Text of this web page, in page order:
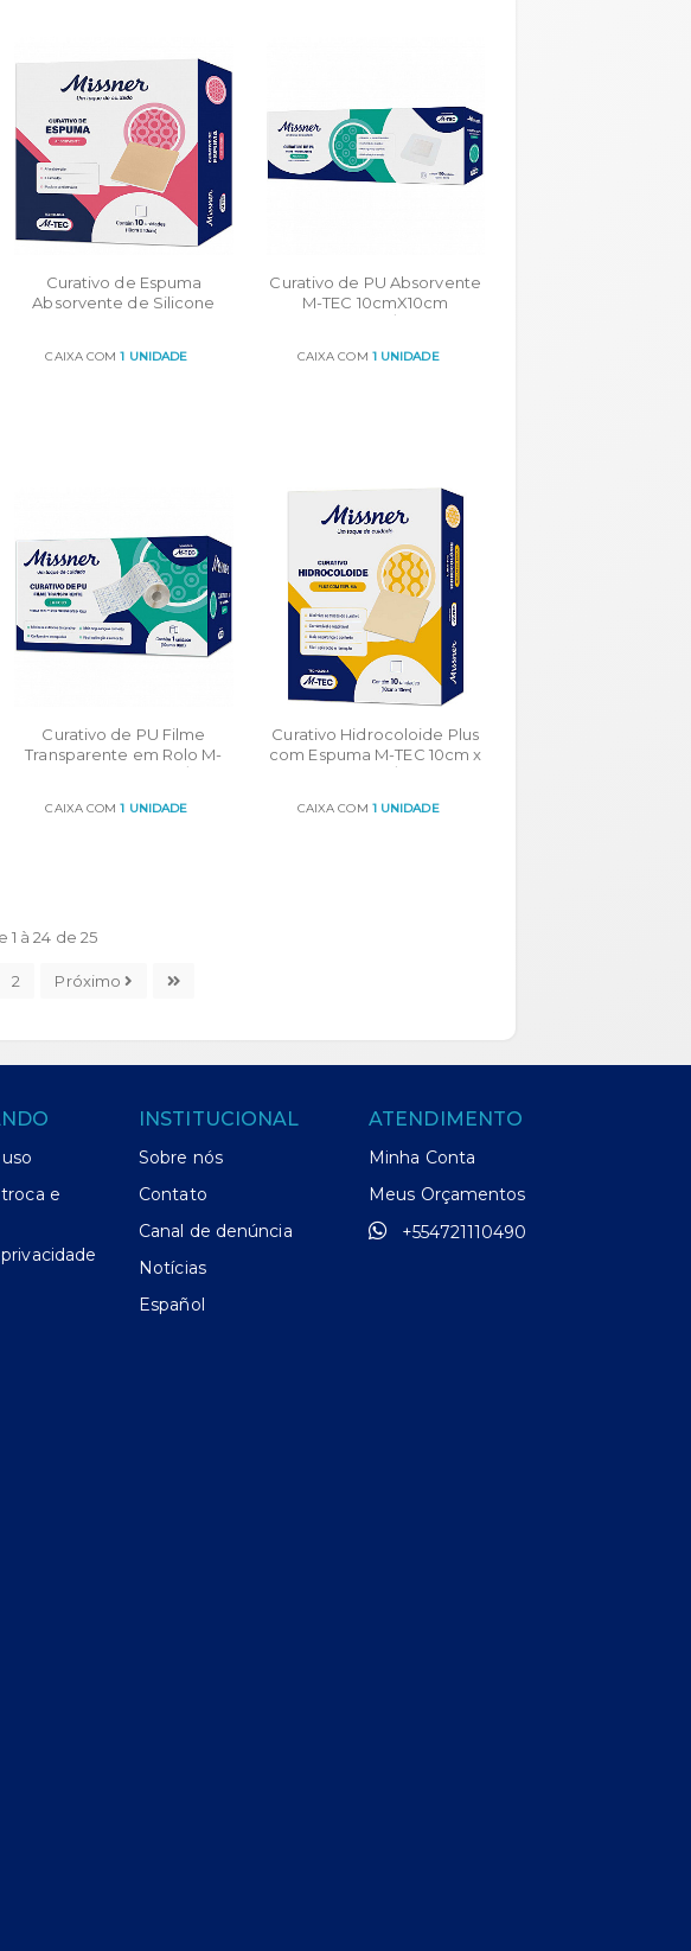
Curativo de Espuma
Absorvente de Silicone
CAIXA COM 1 UNIDADE
Curativo de PU Absorvente
M-TEC 10cmX10cm
CAIXA COM 1 UNIDADE
Curativo de PU Filme
Transparente em Rolo M-
CAIXA COM 1 UNIDADE
Curativo Hidrocoloide Plus
com Espuma M-TEC 10cm x
CAIXA COM 1 UNIDADE
1 à 24 de 25
2 Próximo
e
INSTITUCIONAL
Sobre nós
Contato
Canal de denúncia
Notícias
Español
ATENDIMENTO
Minha Conta
Meus Orçamentos
+554721110490